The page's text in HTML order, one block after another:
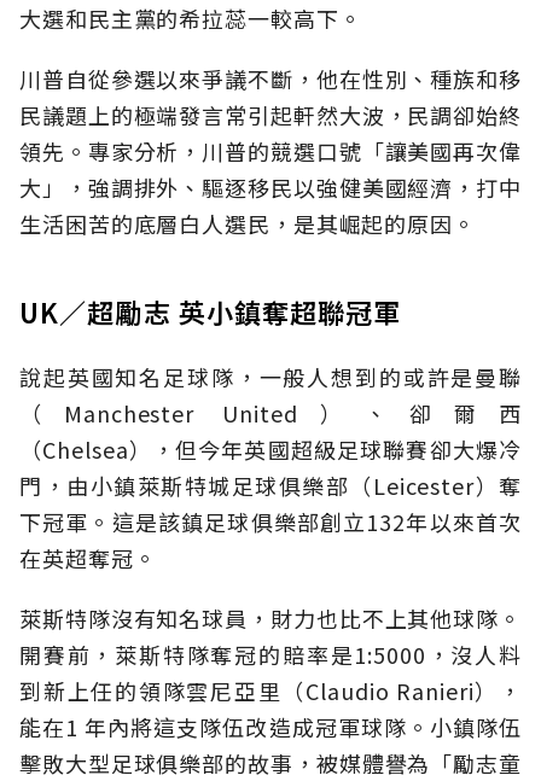
大選和民主黨的希拉蕊一較高下。
川普自從參選以來爭議不斷，他在性別、種族和移
民議題上的極端發言常引起軒然大波，民調卻始終
領先。專家分析，川普的競選口號「讓美國再次偉
大」，強調排外、驅逐移民以強健美國經濟，打中
生活困苦的底層白人選民，是其崛起的原因。
UK／超勵志 英小鎮奪超聯冠軍
說起英國知名足球隊，一般人想到的或許是曼聯
（Manchester United）、卻爾西
（Chelsea），但今年英國超級足球聯賽卻大爆冷
門，由小鎮萊斯特城足球俱樂部（Leicester）奪
下冠軍。這是該鎮足球俱樂部創立132年以來首次
在英超奪冠。
萊斯特隊沒有知名球員，財力也比不上其他球隊。
開賽前，萊斯特隊奪冠的賠率是1:5000，沒人料
到新上任的領隊雲尼亞里（Claudio Ranieri），
能在1 年內將這支隊伍改造成冠軍球隊。小鎮隊伍
擊敗大型足球俱樂部的故事，被媒體譽為「勵志童